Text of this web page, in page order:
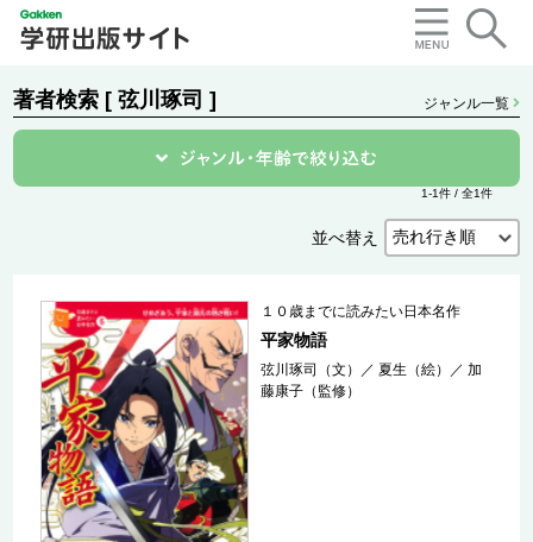
著者検索 [ 弦川琢司 ] ジャンル一覧
1-1件 / 全1件
並べ替え
１０歳までに読みたい日本名作
平家物語
弦川琢司（文） ／夏生（絵） ／加
藤康子（監修）